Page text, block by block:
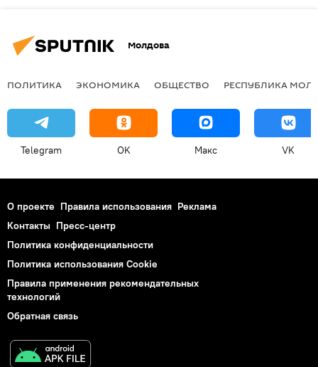
Молдова
ПОЛИТИКА ЭКОНОМИКА ОБЩЕСТВО РЕСПУБЛИКА
Telegram OK Макс VK
О проекте Правила использования Реклама
Контакты Пресс-центр
Политика конфиденциальности
Политика использования Cookie
Правила применения рекомендательных
технологий
Обратная связь